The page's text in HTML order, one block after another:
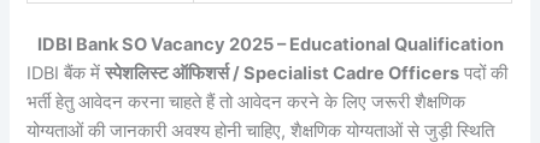
IDBI Bank SO Vacancy 2025 – Educational Qualification
IDBI बैंक मेंस्पेशलिस्ट ऑफिशर्स / Specialist Cadre Officers पदों की
भर्ती हेतु आवेदन करना चाहते हैं तो आवेदन करने के लिए जरूरी शैक्षणिक
योग्यताओं की जानकारी अवश्य होनी चाहिए, शैक्षणिक योग्यताओं से जुड़ी स्थिति